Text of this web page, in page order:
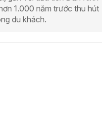
1.000 năm trước thu hút
du khách.